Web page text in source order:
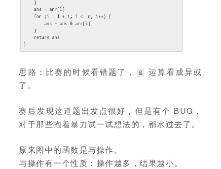
思路：比赛的时候看错题了， &
运算看成异或
了。
赛后发现这道题出发点很好，但是有个 BUG，
对于那些抱着暴力试一试想法的，都水过去了。
原来图中的函数是与操作。
与操作有一个性质：操作越多，结果越小。